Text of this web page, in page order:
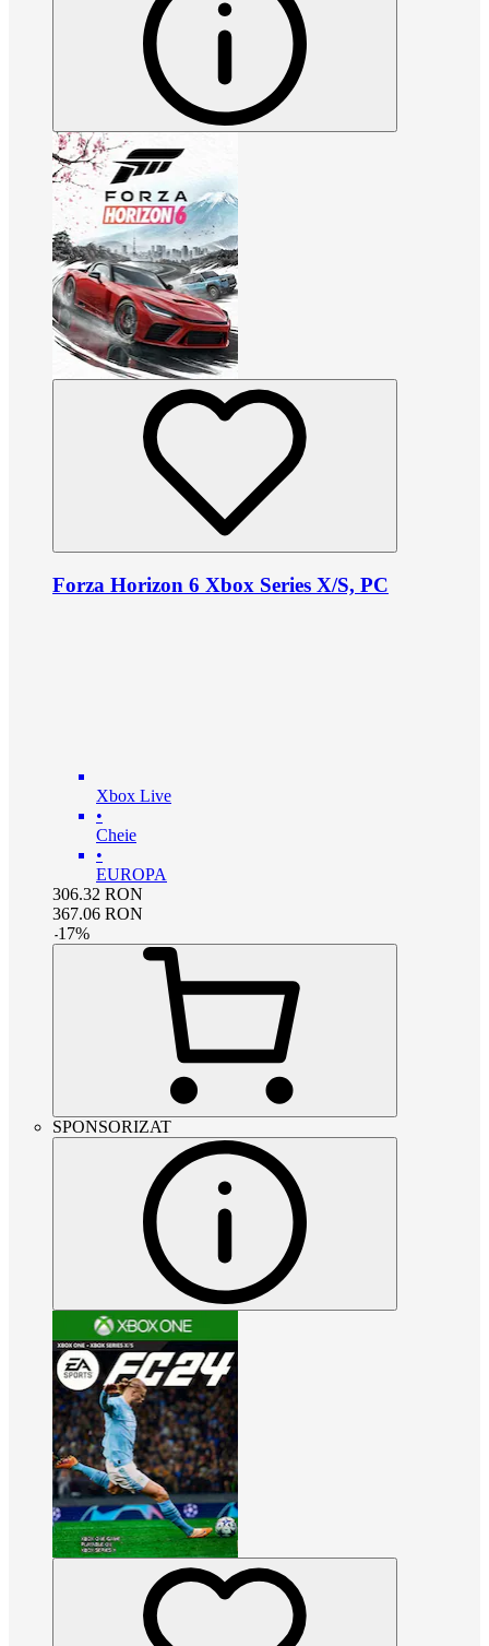
Forza Horizon 6 Xbox Series X/S, PC
Xbox Live
•
Cheie
•
EUROPA
306.32 RON
367.06 RON
-17%
SPONSORIZAT